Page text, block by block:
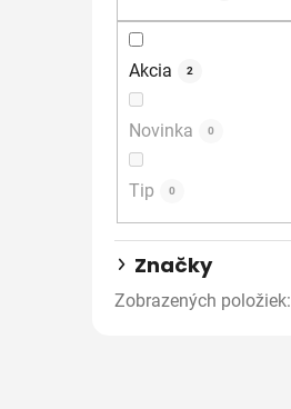
Akcia 2
Novinka 0
Tip 0
Značky
Zobrazených položiek: